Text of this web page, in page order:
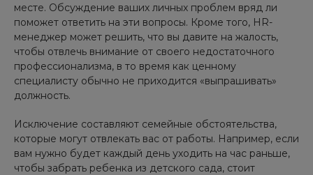
месте. Обсуждение ваших личных проблем вряд ли
поможет ответить на эти вопросы. Кроме того, HR-
менеджер может решить, что вы давите на жалость,
чтобы отвлечь внимание от своего недостаточного
профессионализма, в то время как ценному
специалисту обычно не приходится «выпрашивать»
должность.
Исключение составляют семейные обстоятельства,
которые могут отвлекать вас от работы. Например, если
вам нужно будет каждый день уходить на час раньше,
чтобы забрать ребенка из детского сада, стоит